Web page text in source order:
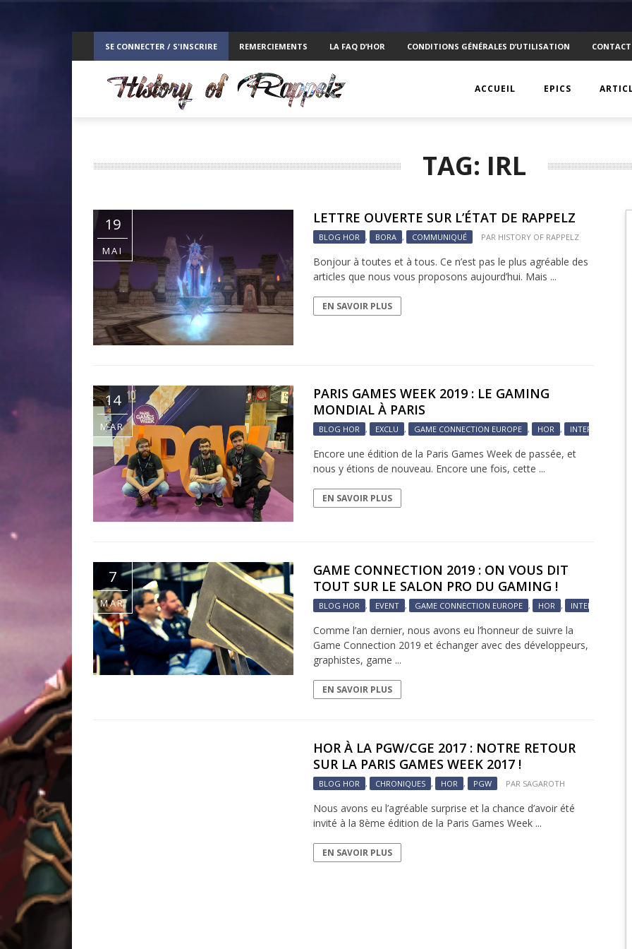
SE CONNECTER / S'INSCRIRE REMERCIEMENTS LA FAQ D’HOR CONDITIONS GÉNÉRALES D’UTILISATION CONTACT
ACCUEIL EPICS
EPIC 2 : ABSOLUTE
EPIC 4 : REVOLUTION
EPIC 5.1 :
EPIC 5.2 : DRAGONIC
EPIC 6.2 : GOLDEN
EPIC 7.1 : BREATH
EPIC 7.2 : OBSESSION
EPIC 7.3 : THE TRIAL
EPIC 8.3 : PRÉSAGE
EPIC 9.1 :
EPIC 9.2 : MONDES
EPIC 9.6 : LE SIÈGE
TAG: IRL
19
MAI
LETTRE OUVERTE SUR L’ÉTAT DE RAPPELZ
BLOG HOR , BORA , COMMUNIQUÉ PAR HISTORY OF RAPPELZ
Bonjour à toutes et à tous. Ce n’est pas le plus agréable des
articles que nous vous proposons aujourd’hui. Mais ...
EN SAVOIR PLUS
14
MAR
PARIS GAMES WEEK 2019 : LE GAMING
MONDIAL À PARIS
BLOG HOR , EXCLU , GAME CONNECTION EUROPE , HOR , INTERNATIONAL
Encore une édition de la Paris Games Week de passée, et
nous y étions de nouveau. Encore une fois, cette ...
EN SAVOIR PLUS
7
MAR
GAME CONNECTION 2019 : ON VOUS DIT
TOUT SUR LE SALON PRO DU GAMING !
BLOG HOR , EVENT , GAME CONNECTION EUROPE , HOR , INTERNATIONAL
Comme l’an dernier, nous avons eu l’honneur de suivre la
Game Connection 2019 et échanger avec des développeurs,
graphistes, game ...
EN SAVOIR PLUS
HOR À LA PGW/CGE 2017 : NOTRE RETOUR
SUR LA PARIS GAMES WEEK 2017 !
BLOG HOR , CHRONIQUES , HOR , PGW PAR SAGAROTH
Nous avons eu l’agréable surprise et la chance d’avoir été
invité à la 8ème édition de la Paris Games Week ...
EN SAVOIR PLUS